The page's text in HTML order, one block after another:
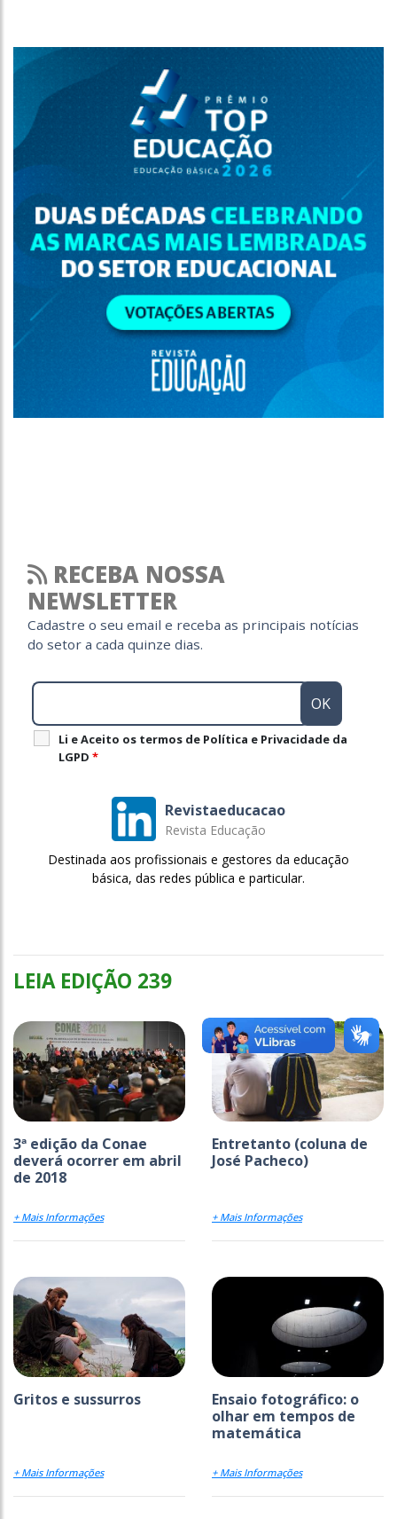
RECEBA NOSSA
NEWSLETTER
Cadastre o seu email e receba as principais notícias
do setor a cada quinze dias.
Li e Aceito os termos de Política e Privacidade da
LGPD *
Revistaeducacao
Revista Educação
Destinada aos profissionais e gestores da educação
básica, das redes pública e particular.
LEIA EDIÇÃO 239
3ª edição da Conae
deverá ocorrer em abril
de 2018
+ Mais Informações
Entretanto (coluna de
José Pacheco)
+ Mais Informações
Gritos e sussurros
+ Mais Informações
Ensaio fotográfico: o
olhar em tempos de
matemática
+ Mais Informações